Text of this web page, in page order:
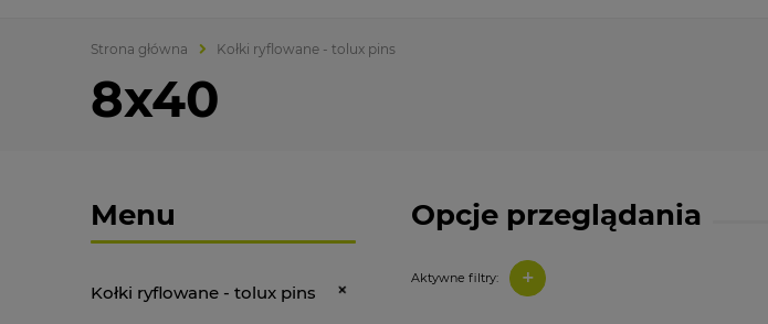
Strona główna Kołki ryflowane - tolux pins
8x40
Menu
Kołki ryflowane - tolux pins
Opcje przeglądania
Aktywne filtry: +